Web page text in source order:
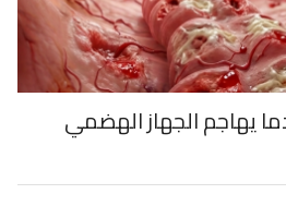
يهاجم الجهاز الهضمي